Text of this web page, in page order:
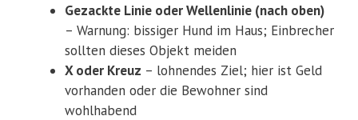
Gezackte Linie oder Wellenlinie (nach oben)
– Warnung: bissiger Hund im Haus; Einbrecher
sollten dieses Objekt meiden
X oder Kreuz – lohnendes Ziel; hier ist Geld
vorhanden oder die Bewohner sind
wohlhabend